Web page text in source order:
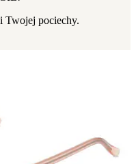
Twojej pociechy.